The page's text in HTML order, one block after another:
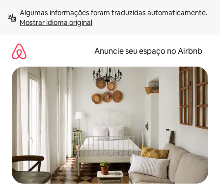
para
Mostrar idioma original
Anuncie seu espaço no Airbnb